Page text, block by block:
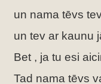
un nama tēvs
un tev ar kaunu
Bet , ja tu esi
Tad nama tēvs